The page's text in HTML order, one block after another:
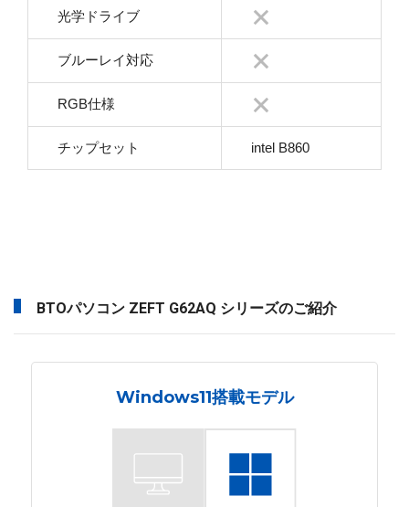
光学ドライブ
ブルーレイ対応
RGB仕様
チップセット intel B860
BTOパソコン ZEFT G62AQ シリーズのご紹介
Windows11搭載モデル